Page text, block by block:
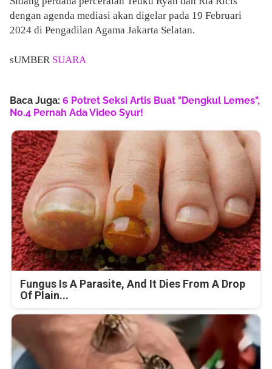
dengan agenda mediasi akan digelar pada 19 Februari
2024 di Pengadilan Agama Jakarta Selatan.
sUMBER SUARA
Baca Juga: 6 Potret Seksi Artis Buat "Dengkul Lemes",
No.4 Pernah Ada Video Syur!
Fungus Is A Parasite, And It Dies From A Drop
Of Plain...